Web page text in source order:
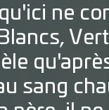
ne
sang